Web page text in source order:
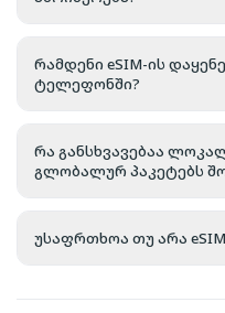
რამდენი eSIM-ის
ტელეფონში?
რა განსხვავებაა
გლობალურ პაკეტებს
უსაფრთხოა თუ არა